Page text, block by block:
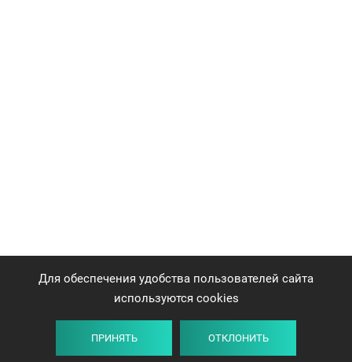
Плитка Карта Список
Для обеспечения удобства пользователей сайта
используются cookies
ПРИНЯТЬ ОТКЛОНИТЬ